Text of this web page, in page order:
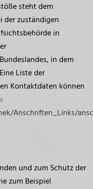
steht dem
der zuständigen
in
in dem
Liste der
Kontaktdaten können
Anschriften_Links/
und zum Schutz der
zum Beispiel